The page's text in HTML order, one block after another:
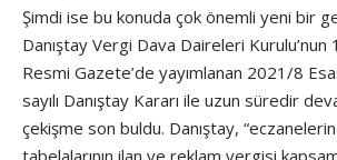
Şimdi ise bu konuda çok önemli yeni bir
Danıştay Vergi Dava Daireleri
Resmi Gazete’de yayımlanan 2021/8
sayılı Danıştay Kararı ile uzun süredir
çekişme son buldu. Danıştay, “eczanelerin
tabelalarının ilan ve reklam vergisi